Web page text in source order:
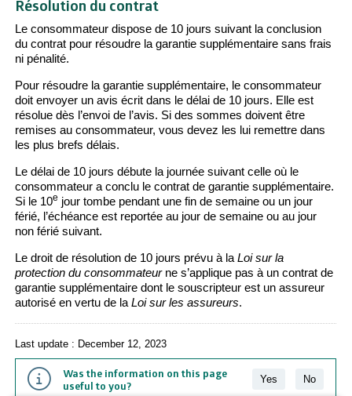
Résolution du contrat
Le consommateur dispose de 10 jours suivant la conclusion
du contrat pour résoudre la garantie supplémentaire sans frais
ni pénalité.
Pour résoudre la garantie supplémentaire, le consommateur
doit envoyer un avis écrit dans le délai de 10 jours. Elle est
résolue dès l’envoi de l’avis. Si des sommes doivent être
remises au consommateur, vous devez les lui remettre dans
les plus brefs délais.
Le délai de 10 jours débute la journée suivant celle où le
consommateur a conclu le contrat de garantie supplémentaire.
Si le 10e jour tombe pendant une fin de semaine ou un jour
férié, l’échéance est reportée au jour de semaine ou au jour
non férié suivant.
Le droit de résolution de 10 jours prévu à la Loi sur la
protection du consommateurne s’applique pas à un contrat de
garantie supplémentaire dont le souscripteur est un assureur
autorisé en vertu de la Loi sur les assureurs.
Last update : December 12, 2023
Was the information on this page
useful to you?
Yes No